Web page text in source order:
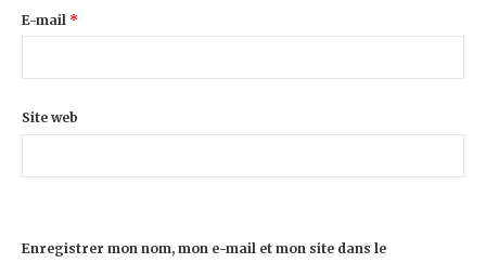
E-mail *
Site web
Enregistrer mon nom, mon e-mail et mon site dans le